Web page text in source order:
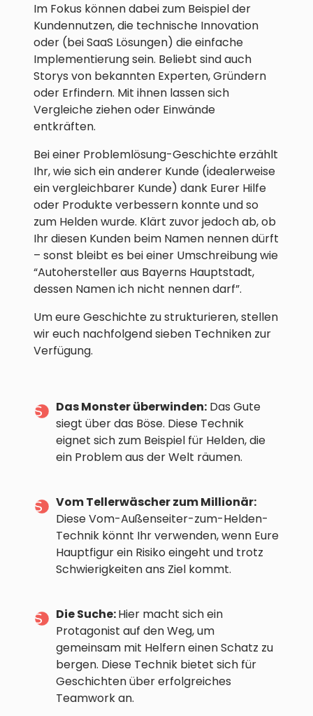
Im Fokus können dabei zum Beispiel der
Kundennutzen, die technische Innovation
oder (bei SaaS Lösungen) die einfache
Implementierung sein. Beliebt sind auch
Storys von bekannten Experten, Gründern
oder Erfindern. Mit ihnen lassen sich
Vergleiche ziehen oder Einwände
entkräften.
Bei einer Problemlösung-Geschichte erzählt
Ihr, wie sich ein anderer Kunde (idealerweise
ein vergleichbarer Kunde) dank Eurer Hilfe
oder Produkte verbessern konnte und so
zum Helden wurde. Klärt zuvor jedoch ab, ob
Ihr diesen Kunden beim Namen nennen dürft
– sonst bleibt es bei einer Umschreibung wie
“Autohersteller aus Bayerns Hauptstadt,
dessen Namen ich nicht nennen darf”.
Um eure Geschichte zu strukturieren, stellen
wir euch nachfolgend sieben Techniken zur
Verfügung.
Das Monster überwinden: Das Gute
siegt über das Böse. Diese Technik
eignet sich zum Beispiel für Helden, die
ein Problem aus der Welt räumen.
Vom Tellerwäscher zum Millionär:
Diese Vom-Außenseiter-zum-Helden-
Technik könnt Ihr verwenden, wenn Eure
Hauptfigur ein Risiko eingeht und trotz
Schwierigkeiten ans Ziel kommt.
Die Suche:Hier macht sich ein
Protagonist auf den Weg, um
gemeinsam mit Helfern einen Schatz zu
bergen. Diese Technik bietet sich für
Geschichten über erfolgreiches
Teamwork an.